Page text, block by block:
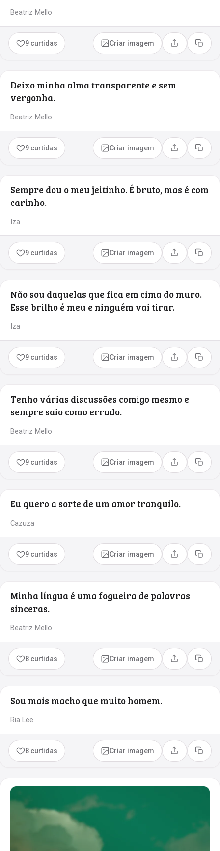
Beatriz Mello
9 curtidas Criar imagem Compartilhar
Copiar
Deixo minha alma transparente e sem
vergonha.
Beatriz Mello
9 curtidas Criar imagem Compartilhar
Copiar
Sempre dou o meu jeitinho. É bruto, mas é com
carinho.
Iza
9 curtidas Criar imagem Compartilhar
Copiar
Não sou daquelas que fica em cima do muro.
Esse brilho é meu e ninguém vai tirar.
Iza
9 curtidas Criar imagem Compartilhar
Copiar
Tenho várias discussões comigo mesmo e
sempre saio como errado.
Beatriz Mello
9 curtidas Criar imagem Compartilhar
Copiar
Eu quero a sorte de um amor tranquilo.
Cazuza
9 curtidas Criar imagem Compartilhar
Copiar
Minha língua é uma fogueira de palavras
sinceras.
Beatriz Mello
8 curtidas Criar imagem Compartilhar
Copiar
Sou mais macho que muito homem.
Ria Lee
8 curtidas Criar imagem Compartilhar
Copiar